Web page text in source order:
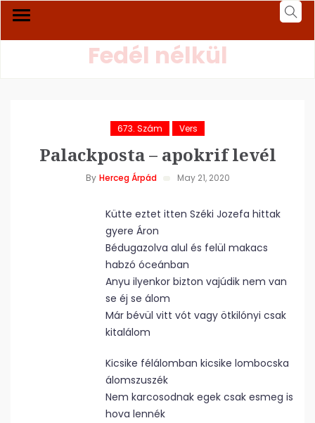
Fedél nélkül
673. Szám Vers
Palackposta – apokrif levél
By Herceg Árpád May 21, 2020
Kütte eztet itten Széki Jozefa hittak
gyere Áron
Bédugazolva alul és felül makacs
habzó óceánban
Anyu ilyenkor bizton vajúdik nem van
se éj se álom
Már bévül vitt vót vagy ötkilónyi csak
kitalálom
Kicsike félálomban kicsike lombocska
álomszuszék
Nem karcosodnak egek csak esmeg is
hova lennék